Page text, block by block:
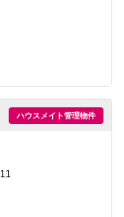
ハウスメイト管理物件